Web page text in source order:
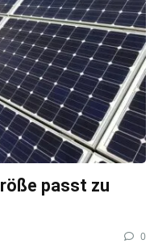
passt zu
0